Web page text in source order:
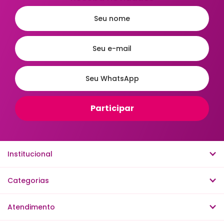
Ordenar
A - Z Z - A Menor Preço
Maior Preço
Mais Vendidos
Mais Relevantes
Institucional
Categorias
Atendimento